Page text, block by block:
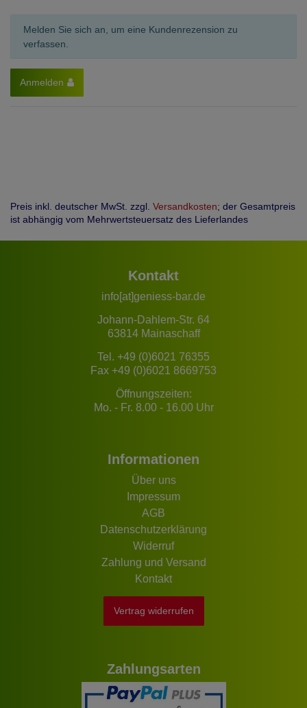
Melden Sie sich an, um eine Kundenrezension zu
verfassen.
Anmelden
Preis inkl. deutscher MwSt. zzgl. Versandkosten; der Gesamtpreis
ist abhängig vom Mehrwertsteuersatz des Lieferlandes
Kontakt
info[at]geniess-bar.de
Johann-Dahlem-Str. 64
63814 Mainaschaff
Tel. +49 (0)6021 76355
Fax +49 (0)6021 8669753
Öffnungszeiten:
Mo. - Fr. 8.00 - 16.00 Uhr
Informationen
Über uns
Impressum
AGB
Datenschutzerklärung
Widerruf
Zahlung und Versand
Kontakt
Vertrag widerrufen
Zahlungsarten